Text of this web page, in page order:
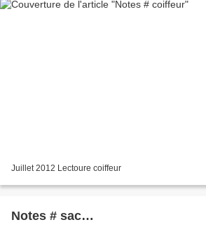
Juillet 2012 Lectoure coiffeur
Notes # sac…